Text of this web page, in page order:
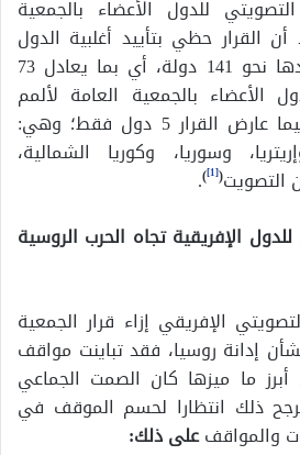
للدول الأعضاء بالجمعية
القرار حظي بتأييد أغلبية الدول
الأعضاء، والتي بلغ عددها نحو 141 دولة، أي بما يعادل 73
الأعضاء بالجمعية العامة لألمم
المتحدة (193 دولة)، فيما عارض القرار 5 دول فقط؛ وهي:
وسوريا، وكوريا الشمالية،
(
[1]
)
.
الإفريقية تجاه الحرب الروسية
الإفريقي إزاء قرار الجمعية
إدانة روسيا، فقد تباينت مواقف
أبرز ما ميزها كان الصمت الجماعي
ذلك انتظارا لحسم الموقف في
والمواقفعلى ذلك: